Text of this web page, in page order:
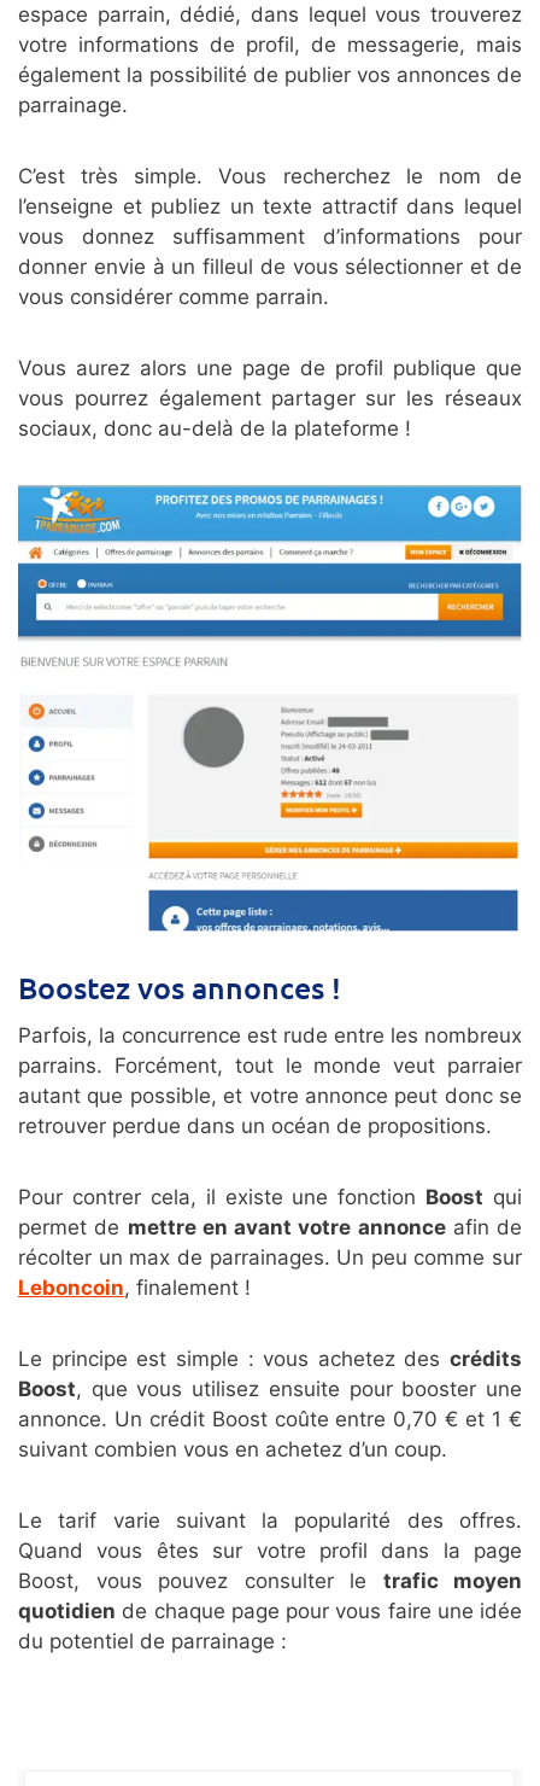
espace parrain, dédié, dans lequel vous trouverez
votre informations de profil, de messagerie, mais
également la possibilité de publier vos annonces de
parrainage.
C’est très simple. Vous recherchez le nom de
l’enseigne et publiez un texte attractif dans lequel
vous donnez suffisamment d’informations pour
donner envie à un filleul de vous sélectionner et de
vous considérer comme parrain.
Vous aurez alors une page de profil publique que
vous pourrez également partager sur les réseaux
sociaux, donc au-delà de la plateforme !
Boostez vos annonces !
Parfois, la concurrence est rude entre les nombreux
parrains. Forcément, tout le monde veut parraier
autant que possible, et votre annonce peut donc se
retrouver perdue dans un océan de propositions.
Pour contrer cela, il existe une fonction Boost qui
permet de mettre en avant votre annonceafin de
récolter un max de parrainages. Un peu comme sur
Leboncoin, finalement !
Le principe est simple : vous achetez des crédits
Boost, que vous utilisez ensuite pour booster une
annonce. Un crédit Boost coûte entre 0,70 € et 1 €
suivant combien vous en achetez d’un coup.
Le tarif varie suivant la popularité des offres.
Quand vous êtes sur votre profil dans la page
Boost, vous pouvez consulter le trafic moyen
quotidien de chaque page pour vous faire une idée
du potentiel de parrainage :